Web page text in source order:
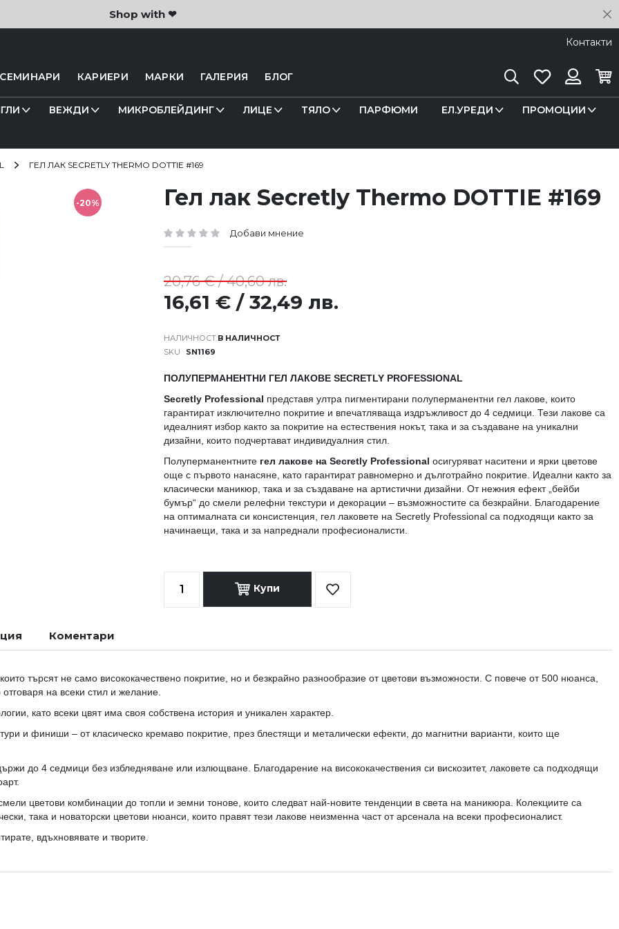
Shop with ❤
Контакти
КАРИЕРИ МАРКИ ГАЛЕРИЯ БЛОГ
ТърсенеЛюбими
ВЕЖДИ МИКРОБЛЕЙДИНГ ЛИЦЕ ТЯЛО ПАРФЮМИ ЕЛ.УРЕДИ ПРОМОЦИИ
ГЕЛ ЛАК SECRETLY THERMO DOTTIE #169
Гел лак Secretly Thermo DOTTIE #169
рейтинг: Добави мнение
В НАЛИЧНОСТ
SKU
SN1169
ПОЛУПЕРМАНЕНТНИ ГЕЛ ЛАКОВЕ SECRETLY PROFESSIONAL
Secretly Professional представя ултра пигментирани полуперманентни гел лакове, които
гарантират изключително покритие и впечатляваща издръжливост до 4 седмици. Тези лакове са
идеалният избор както за покритие на естествения нокът, така и за създаване на уникални
дизайни, които подчертават индивидуалния стил.
Полуперманентните гел лакове на Secretly Professional осигуряват наситени и ярки цветове
още с първото нанасяне, като гарантират равномерно и дълготрайно покритие. Идеални както за
класически маникюр, така и за създаване на артистични дизайни. От нежния ефект „бейби
бумър“ до смели релефни текстури и декорации – възможностите са безкрайни. Благодарение
на оптималната си консистенция, гел лаковете на Secretly Professional са подходящи както за
начинаещи, така и за напреднали професионалисти.
16,61 € / 32,49 лв.
20,76 € / 40,60 лв.
Купи
Добави
в
-20%
търсят не само висококачествено покритие, но и безкрайно разнообразие от цветови възможности. С повече от 500 нюанса,
на всеки стил и желание.
като всеки цвят има своя собствена история и уникален характер.
и финиши – от класическо кремаво покритие, през блестящи и металически ефекти, до магнитни варианти, които ще
до 4 седмици без избледняване или излющване. Благодарение на висококачествения си вискозитет, лаковете са подходящи
цветови комбинации до топли и земни тонове, които следват най-новите тенденции в света на маникюра. Колекциите са
така и новаторски цветови нюанси, които правят тези лакове неизменна част от арсенала на всеки професионалист.
вдъхновявате и творите.
Коментари